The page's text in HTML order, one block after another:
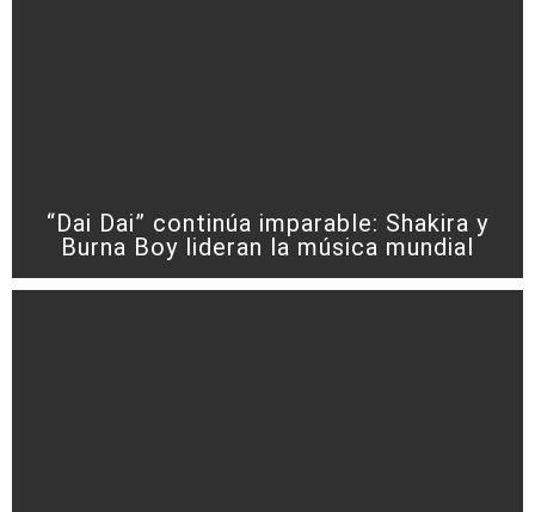
“Dai Dai” continúa imparable: Shakira y
Burna Boy lideran la música mundial